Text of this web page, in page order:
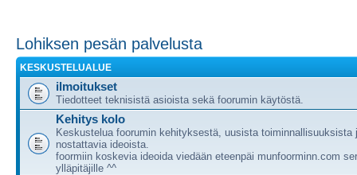
Lohiksen pesän palvelusta
KESKUSTELUALUE
ilmoitukset
Tiedotteet teknisistä asioista sekä foorumin käytöstä.
Kehitys kolo
Keskustelua foorumin kehityksestä, uusista toiminnallisuuksista
nostattavia ideoista.
foormiin koskevia ideoida viedään eteenpäi munfoorminn.com
ylläpitäjille ^^